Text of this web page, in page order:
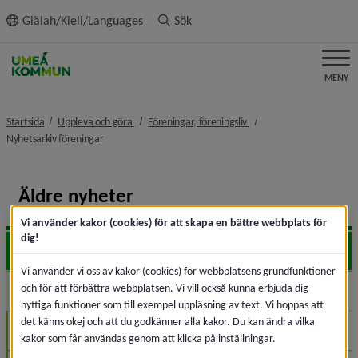
innehållet
Giälah/Kieli/Languages Sök
MENY
Startsida Uppleva och göra nivå i brödsmulenavigeringen
Föreningar, föreningsliv nivå i
Nyhetsarkiv föreningarnivå i brödsmulenavigeringen
Äldre nyheter
2026
2025
December (1)
Vi använder kakor (cookies) för att skapa en bättre webbplats för
dig!
Vi använder vi oss av kakor (cookies) för webbplatsens grundfunktioner
och för att förbättra webbplatsen. Vi vill också kunna erbjuda dig
nyttiga funktioner som till exempel uppläsning av text. Vi hoppas att
det känns okej och att du godkänner alla kakor. Du kan ändra vilka
kakor som får användas genom att klicka på inställningar.